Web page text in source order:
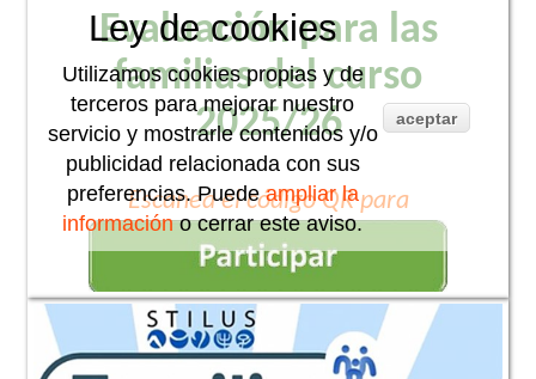
Evaluación para las
familias del curso
2025/26
Escanea el código QR para
Ley de cookies
Utilizamos cookies propias y de
terceros para mejorar nuestro
servicio y mostrarle contenidos y/o
publicidad relacionada con sus
preferencias. Puedeampliar la
informacióno cerrar este aviso.
aceptar